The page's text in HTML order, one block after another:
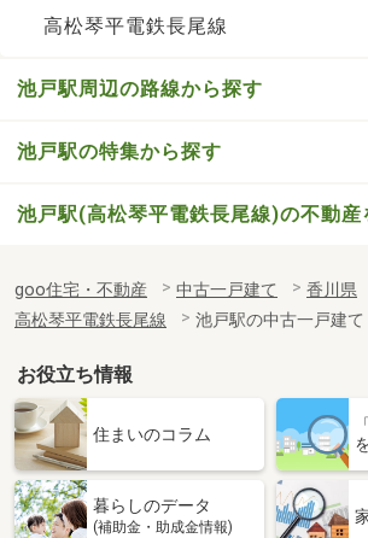
高松琴平電鉄長尾線
池戸駅周辺の路線から探す
池戸駅の特集から探す
池戸駅(高松琴平電鉄長尾線)の不動産
goo住宅・不動産 中古一戸建て 香川県
高松琴平電鉄長尾線
池戸駅の中古一戸建
お役立ち情報
住まいのコラム
暮らしのデータ
(補助金・助成金情報)